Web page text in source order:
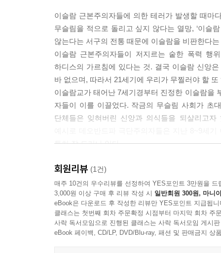
호메이니 득세의 역사적, 정치적 배경 | 1979년
| 이란이슬람공화국 | 국가폭력
제24장 결론
라도 그들이 우리의 우위를 알고 세금을 지불할
기 때문에, 다른 특정 교리를 이슬람과 동등한 지
그것을 모든 종교 위에 있도록 하시었으니 다만
[전쟁의 대열], 9에서도 이와 정확히 일치하는 메시
--- [제4장 원인 요인으로서의 이슬람 교리] 중에서
쿠틉의 세계에서 정치와 종교는 한몸이나 다름없
은 곧 현존하는 자힐리 체제의 세계에 신앙을 사
있는 무슬림에 대하여 어떤 거대한 위협이 있기
인간의 이성과 직관에 직접 말을 걸고자 한다.” 이
곧 무슬림들의 의무가 된다.” 쿠틉은 자신이 저술
입하기 위해 싸우는 것이다. 반면 신앙은 그 모든
편적인 싸움이다. “이슬람이 스스로를 지리적 경
하신 하나님 이외의 다른 자들을 주인으로 섬겨야
한다면, (중략) 지하드를, 혹은 하나님을 연유로
이슬람 근본주의자들에 의한 테러가 발생할 때마
무슬림을 적으로 돌리고 싶지 않다는 열망, ‘이슬
않는다는 서구의 전통 때문에 이슬람을 비판한다
이슬람 근본주의자들이 저지르는 숱한 폭력 행
하디스의 가르침에 있다는 것. 결국 이슬람 신앙
바 없으며, 따라서 21세기에 우리가 무찔러야 할
이슬람교가 태어난 7세기경부터 진정한 이슬람을
자들이 이를 이끌었다. 작금의 무슬림 사회가 초
단체들은 잊혀버린 신앙과 의식들을 되살리고
특히 잘 드러나 있다.
지도자들은 혁신(비다)을 거부하면서 991년
카디자델리 운동은 18세기의 아라비아의 이븐 압
미치고 있다. 와하브파의 극단주의는 인도에까
있다.
이처럼 근본주의 운동은 이슬람 역사에서 고질
기대어서 행위와 계획을 도덕적으로, 또 문화적
회원리뷰 (1건)
매주 10건의 우수리뷰를 선정하여 YES포인트 3만원을 드
3,000원 이상 구매 후 리뷰 작성 시 일반회원 300원, 마니
eBook은 다운로드 후 작성한 리뷰만 YES포인트 지급됩니
클래스는 첫번째 회차 주문확정 시점부터 마지막 회차 주
사락 독서모임으로 진행된 클래스는 사락 독서모임 게시
eBook 페이백, CD/LP, DVD/Blu-ray, 패션 및 판매금지 상